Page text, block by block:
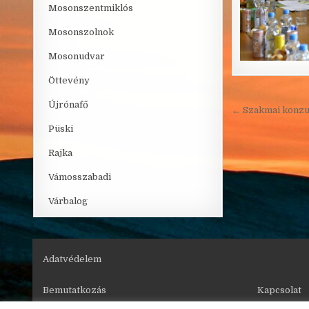
← Szakmai
Mosonszentmiklós
Mosonszolnok
Mosonudvar
Öttevény
Újrónafő
Püski
Rajka
Vámosszabadi
Várbalog
Adatvédelem
Bemutatkozás Kapcsolat